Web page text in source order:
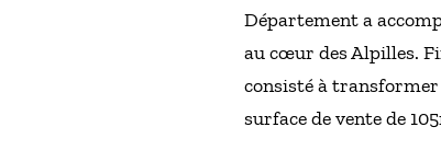
Département a
au cœur des Alpilles.
consisté à transformer
surface de vente de